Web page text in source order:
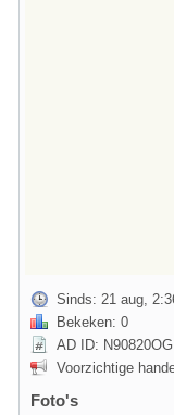
Sinds: 21 aug,
Bekeken: 0
AD ID: N90820OG
Voorzichtige
Foto's